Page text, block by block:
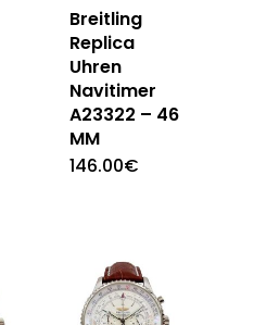
Breitling
Replica
Uhren
Navitimer
A23322 – 46
MM
146.00€